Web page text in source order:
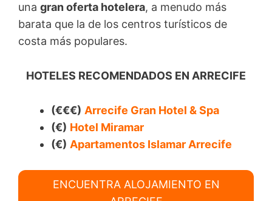
una gran oferta hotelera, a menudo más
barata que la de los centros turísticos de
costa más populares.
HOTELES RECOMENDADOS EN ARRECIFE
(€€€) Arrecife Gran Hotel & Spa
(€) Hotel Miramar
(€) Apartamentos Islamar Arrecife
ENCUENTRA ALOJAMIENTO EN